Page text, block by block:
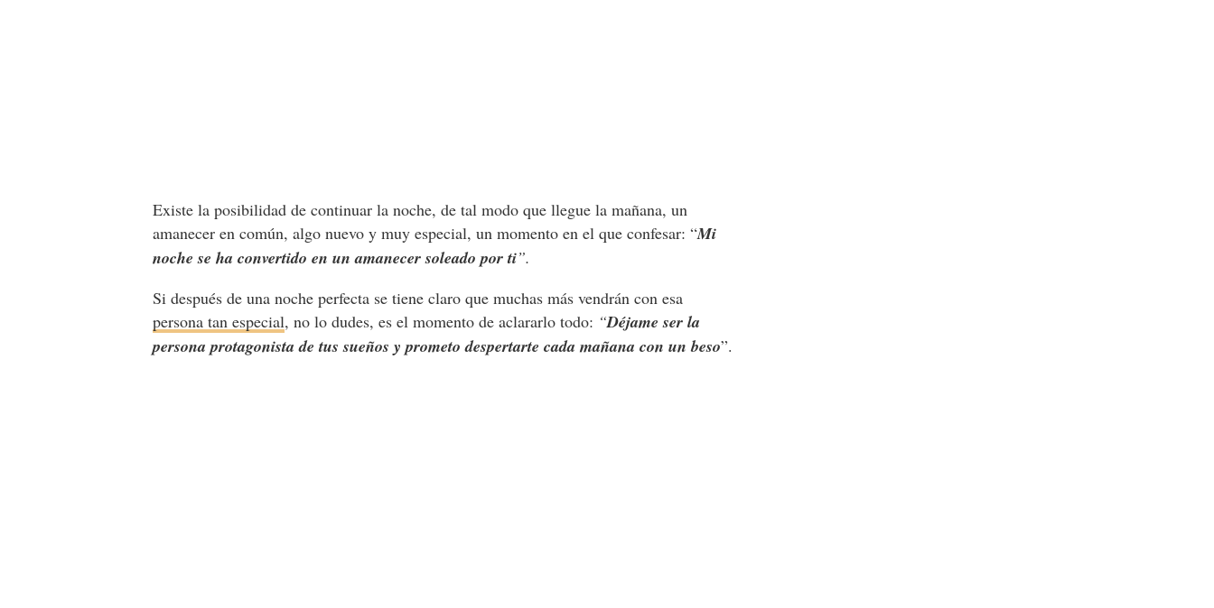
Existe la posibilidad de continuar la noche, de tal modo que llegue la mañana, un
amanecer en común, algo nuevo y muy especial, un momento en el que confesar: “Mi
noche se ha convertido en un amanecer soleado por ti”.
Si después de una noche perfecta se tiene claro que muchas más vendrán con esa
persona tan especial, no lo dudes, es el momento de aclararlo todo: “Déjame ser la
persona protagonista de tus sueños y prometo despertarte cada mañana con un beso”.